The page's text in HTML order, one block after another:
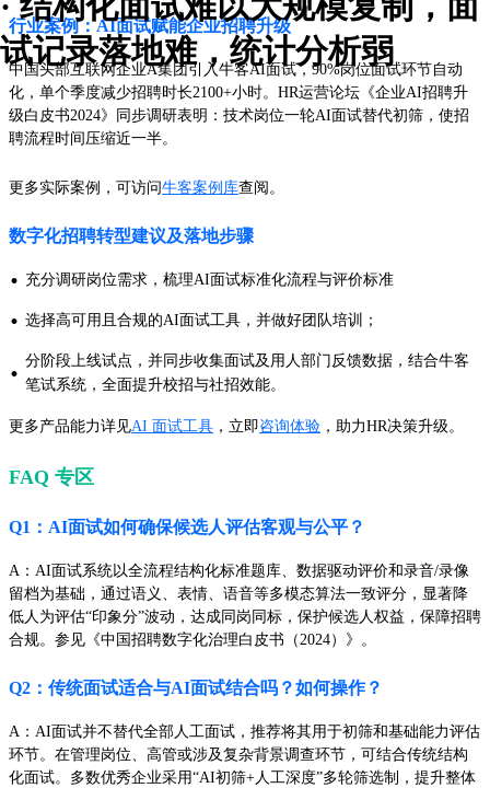
试记录落地难，统计分析弱
行业案例：AI面试赋能企业招聘升级
中国头部互联网企业A集团引入牛客AI面试，90%岗位面试环节自动
化，单个季度减少招聘时长2100+小时。HR运营论坛《企业AI招聘升
级白皮书2024》同步调研表明：技术岗位一轮AI面试替代初筛，使招
聘流程时间压缩近一半。
更多实际案例，可访问牛客案例库查阅。
数字化招聘转型建议及落地步骤
· 充分调研岗位需求，梳理AI面试标准化流程与评价标准
· 选择高可用且合规的AI面试工具，并做好团队培训；
· 分阶段上线试点，并同步收集面试及用人部门反馈数据，结合牛客
笔试系统，全面提升校招与社招效能。
更多产品能力详见AI 面试工具 ，立即咨询体验 ，助力HR决策升级。
FAQ 专区
Q1：AI面试如何确保候选人评估客观与公平？
A：AI面试系统以全流程结构化标准题库、数据驱动评价和录音/录像
留档为基础，通过语义、表情、语音等多模态算法一致评分，显著降
低人为评估“印象分”波动，达成同岗同标，保护候选人权益，保障招聘
合规。参见《中国招聘数字化治理白皮书（2024）》。
Q2：传统面试适合与AI面试结合吗？如何操作？
A：AI面试并不替代全部人工面试，推荐将其用于初筛和基础能力评估
环节。在管理岗位、高管或涉及复杂背景调查环节，可结合传统结构
化面试。多数优秀企业采用“AI初筛+人工深度”多轮筛选制，提升整体